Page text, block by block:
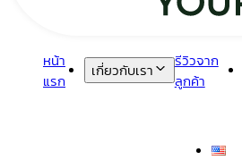
หน้า
แรก
เกี่ยวกับเรา
รีวิวจาก
ลูกค้า